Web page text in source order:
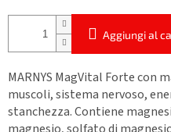
Aggiungi al
MARNYS MagVital Forte con
muscoli, sistema nervoso,
stanchezza. Contiene